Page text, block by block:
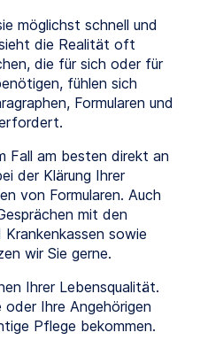
möglichst schnell und
die Realität oft
die für sich oder für
fühlen sich
Formularen und
Fall am besten direkt an
der Klärung Ihrer
von Formularen. Auch
mit den
sowie
wir Sie gerne.
Ihrer Lebensqualität.
Ihre Angehörigen
Pflege bekommen.